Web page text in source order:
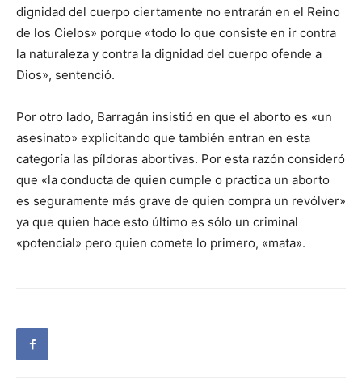
dignidad del cuerpo ciertamente no entrarán en el Reino
de los Cielos» porque «todo lo que consiste en ir contra
la naturaleza y contra la dignidad del cuerpo ofende a
Dios», sentenció.
Por otro lado, Barragán insistió en que el aborto es «un
asesinato» explicitando que también entran en esta
categoría las píldoras abortivas. Por esta razón consideró
que «la conducta de quien cumple o practica un aborto
es seguramente más grave de quien compra un revólver»
ya que quien hace esto último es sólo un criminal
«potencial» pero quien comete lo primero, «mata».